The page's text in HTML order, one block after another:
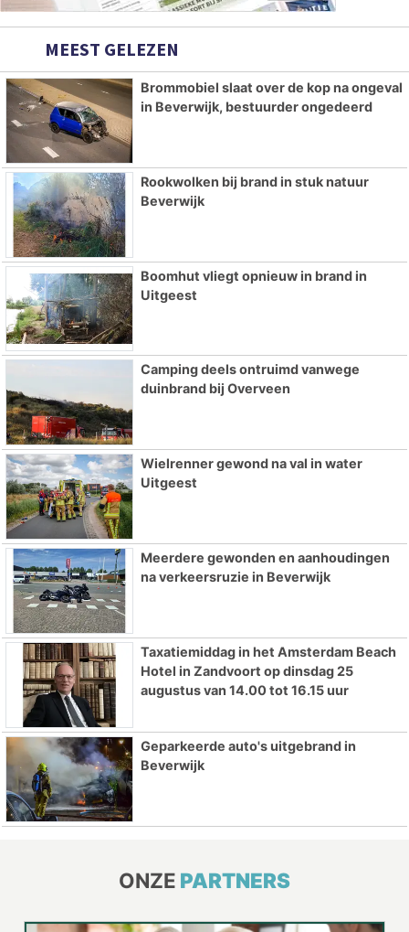
MEEST GELEZEN
Brommobiel slaat over de kop na ongeval
in Beverwijk, bestuurder ongedeerd
Rookwolken bij brand in stuk natuur
Beverwijk
Boomhut vliegt opnieuw in brand in
Uitgeest
Camping deels ontruimd vanwege
duinbrand bij Overveen
Wielrenner gewond na val in water
Uitgeest
Meerdere gewonden en aanhoudingen
na verkeersruzie in Beverwijk
Taxatiemiddag in het Amsterdam Beach
Hotel in Zandvoort op dinsdag 25
augustus van 14.00 tot 16.15 uur
Geparkeerde auto's uitgebrand in
Beverwijk
ONZE PARTNERS